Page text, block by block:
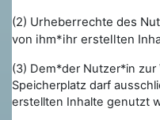
(2) Urheberrechte des
von ihm*ihr erstellten
(3) Dem*der Nutzer*in
Speicherplatz darf
erstellten Inhalte genutzt